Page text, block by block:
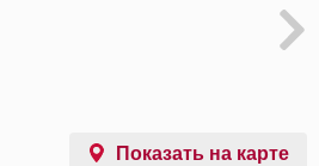
Показать на карте